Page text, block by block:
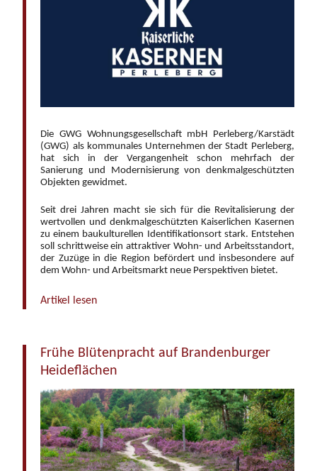
Die GWG Wohnungsgesellschaft mbH Perleberg/Karstädt
(GWG) als kommunales Unternehmen der Stadt Perleberg,
hat sich in der Vergangenheit schon mehrfach der
Sanierung und Modernisierung von denkmalgeschützten
Objekten gewidmet.
Seit drei Jahren macht sie sich für die Revitalisierung der
wertvollen und denkmalgeschützten Kaiserlichen Kasernen
zu einem baukulturellen Identifikationsort stark. Entstehen
soll schrittweise ein attraktiver Wohn- und Arbeitsstandort,
der Zuzüge in die Region befördert und insbesondere auf
dem Wohn- und Arbeitsmarkt neue Perspektiven bietet.
Artikel lesen
Frühe Blütenpracht auf Brandenburger
Heideflächen